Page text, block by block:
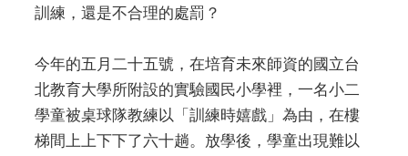
訓練，還是不合理的處罰？
今年的五月二十五號，在培育未來師資的國立台
北教育大學所附設的實驗國民小學裡，一名小二
學童被桌球隊教練以「訓練時嬉戲」為由，在樓
梯間上上下下了六十趟。放學後，學童出現難以